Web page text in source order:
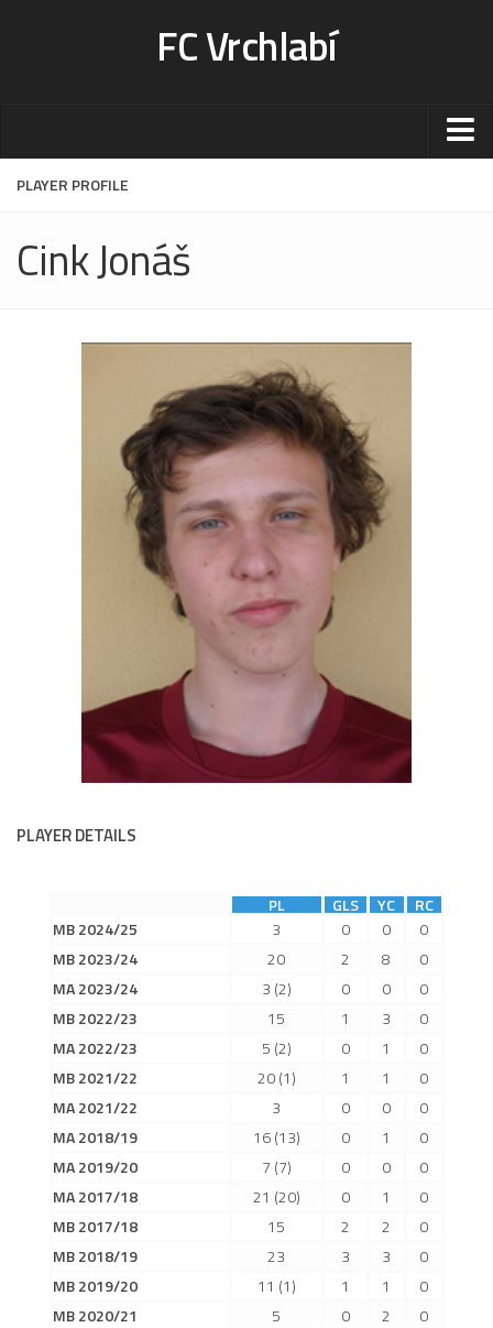
FC Vrchlabí
Stadion
Kontakt-rezervace
Dokumenty
Realizační tým
Historie
Zápasy 2025/26
2021/22
2020/21
2019/20
2017/18
2014/15
2015/16
2016/17
B tým
Zápasy MB 2026/27
PLAYER PROFILE
Cink Jonáš
PLAYER DETAILS
PL GLS YC
RC
MB 2024/25
3 0 0
0
MB 2023/24
20 2 8
0
MA 2023/24
3 (2) 0 0
0
MB 2022/23
15 1 3
0
MA 2022/23
5 (2) 0 1
0
MB 2021/22
20(1) 1 1
0
MA 2021/22
3 0 0
0
MA 2018/19
16(13) 0 1
0
MA 2019/20
7 (7) 0 0
0
MA 2017/18
21 (20) 0 1
0
MB 2017/18
15 2 2
0
MB 2018/19
23 3 3
0
MB 2019/20
11 (1) 1 1
0
MB 2020/21
5 0 2
0